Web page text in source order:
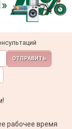
ОТПРАВИТЬ
рабочее время